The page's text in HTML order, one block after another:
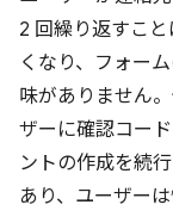
2 回繰り返すこ
くなり、フォー
味がありません
ザーに確認コー
ントの作成を続
あり、ユーザーは